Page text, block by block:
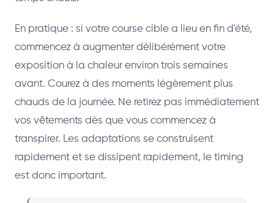
En pratique : si votre course cible a lieu en fin d'été,
commencez à augmenter délibérément votre
exposition à la chaleur environ trois semaines
avant. Courez à des moments légèrement plus
chauds de la journée. Ne retirez pas immédiatement
vos vêtements dès que vous commencez à
transpirer. Les adaptations se construisent
rapidement et se dissipent rapidement, le timing
est donc important.